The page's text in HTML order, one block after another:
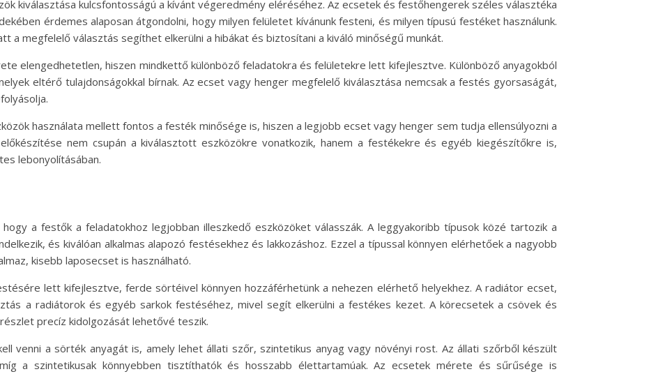
kiválasztása kulcsfontosságú a kívánt végeredmény eléréséhez. Az ecsetek és festőhengerek széles választéka
érdemes alaposan átgondolni, hogy milyen felületet kívánunk festeni, és milyen típusú festéket használunk.
a megfelelő választás segíthet elkerülni a hibákat és biztosítani a kiváló minőségű munkát.
elengedhetetlen, hiszen mindkettő különböző feladatokra és felületekre lett kifejlesztve. Különböző anyagokból
eltérő tulajdonságokkal bírnak. Az ecset vagy henger megfelelő kiválasztása nemcsak a festés gyorsaságát,
használata mellett fontos a festék minősége is, hiszen a legjobb ecset vagy henger sem tudja ellensúlyozni a
nem csupán a kiválasztott eszközökre vonatkozik, hanem a festékekre és egyéb kiegészítőkre is,
lebonyolításában.
a festők a feladatokhoz legjobban illeszkedő eszközöket válasszák. A leggyakoribb típusok közé tartozik a
és kiválóan alkalmas alapozó festésekhez és lakkozáshoz. Ezzel a típussal könnyen elérhetőek a nagyobb
kisebb laposecset is használható.
lett kifejlesztve, ferde sörtéivel könnyen hozzáférhetünk a nehezen elérhető helyekhez. A radiátor ecset,
a radiátorok és egyéb sarkok festéséhez, mivel segít elkerülni a festékes kezet. A körecsetek a csövek és
precíz kidolgozását lehetővé teszik.
venni a sörték anyagát is, amely lehet állati szőr, szintetikus anyag vagy növényi rost. Az állati szőrből készült
a szintetikusak könnyebben tisztíthatók és hosszabb élettartamúak. Az ecsetek mérete és sűrűsége is